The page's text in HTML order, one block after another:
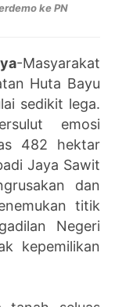
ke PN
-Masyarakat
Huta Bayu
sedikit lega.
emosi
482 hektar
Jaya Sawit
dan
titik
Negeri
kepemilikan